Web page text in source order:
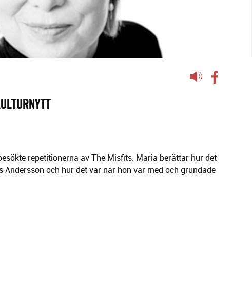
Lyssna
repetitionerna av The Misfits. Maria berättar hur det
och hur det var när hon var med och grundade